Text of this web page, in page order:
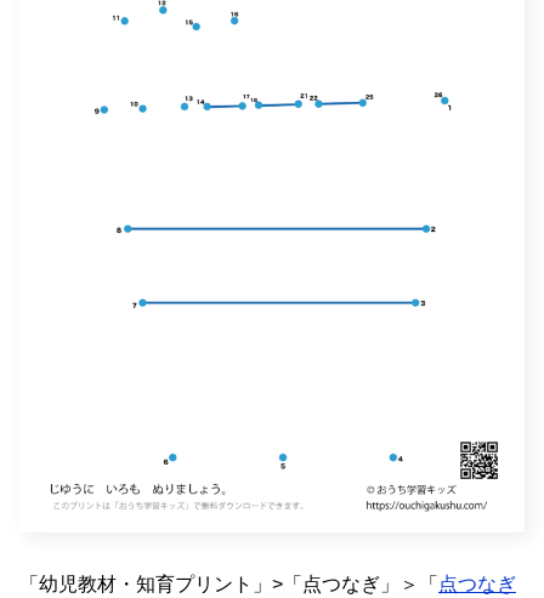
「幼児教材・知育プリント」>「点つなぎ」＞「 点つなぎ